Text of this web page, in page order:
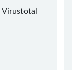
Virustotal